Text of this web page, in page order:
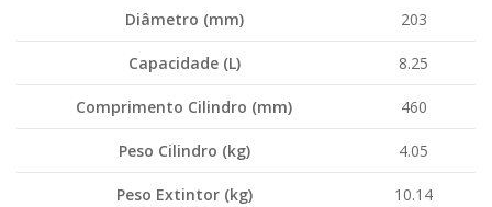
Diâmetro (mm) 203
Capacidade (L) 8.25
Comprimento Cilindro (mm) 460
Peso Cilindro (kg) 4.05
Peso Extintor (kg) 10.14